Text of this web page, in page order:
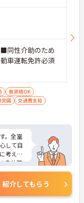
同性介助のため
車運転免許必須
無資格OK
完備
交通費支給
。全室
して自
考え、
身体障
境を大
策ポ
のでお
紹介してもらう